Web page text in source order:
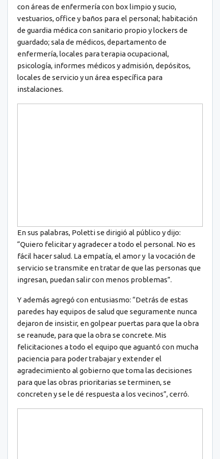
con áreas de enfermería con box limpio y sucio,
vestuarios, office y baños para el personal; habitación
de guardia médica con sanitario propio y lockers de
guardado; sala de médicos, departamento de
enfermería, locales para terapia ocupacional,
psicología, informes médicos y admisión, depósitos,
locales de servicio y un área específica para
instalaciones.
En sus palabras, Poletti se dirigió al público y dijo:
“Quiero felicitar y agradecer a todo el personal. No es
fácil hacer salud. La empatía, el amor y la vocación de
servicio se transmite en tratar de que las personas que
ingresan, puedan salir con menos problemas”.
Y además agregó con entusiasmo: “Detrás de estas
paredes hay equipos de salud que seguramente nunca
dejaron de insistir, en golpear puertas para que la obra
se reanude, para que la obra se concrete. Mis
felicitaciones a todo el equipo que aguantó con mucha
paciencia para poder trabajar y extender el
agradecimiento al gobierno que toma las decisiones
para que las obras prioritarias se terminen, se
concreten y se le dé respuesta a los vecinos”, cerró.